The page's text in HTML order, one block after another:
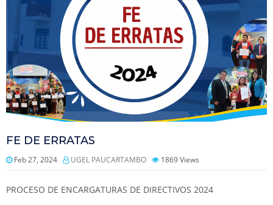
FE DE ERRATAS
Feb 27, 2024 UGEL PAUCARTAMBO 1869Views
PROCESO DE ENCARGATURAS DE DIRECTIVOS 2024